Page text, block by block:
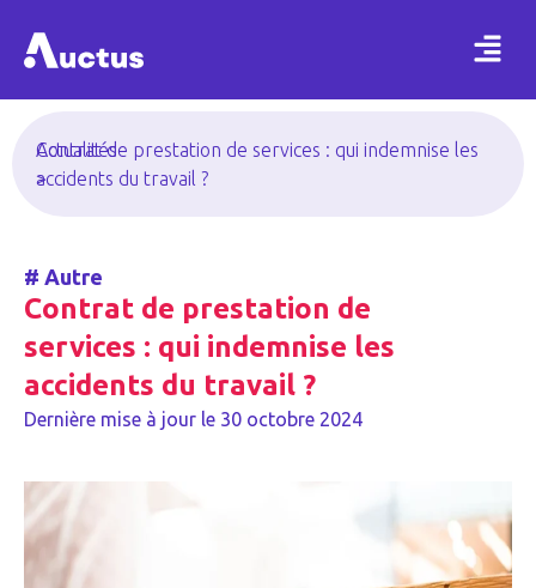
Actualités
>
Contrat de prestation de services : qui indemnise les
accidents du travail ?
# Autre
Contrat de prestation de
services : qui indemnise les
accidents du travail ?
Dernière mise à jour le 30 octobre 2024